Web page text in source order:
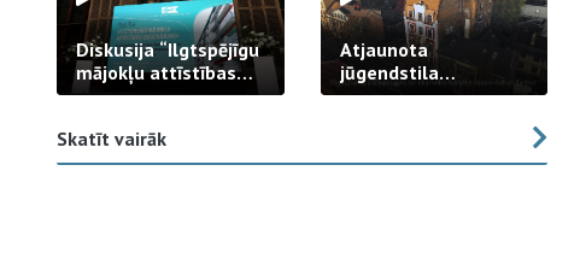
Diskusija “Ilgtspējīgu
mājokļu attīstības
izaicinājums”
Atjaunota
jūgendstila
arhitektūras pērles
Skatīt vairāk